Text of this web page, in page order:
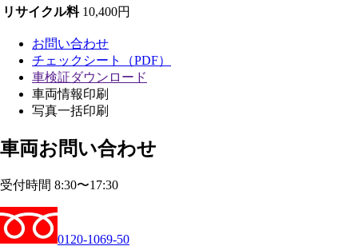
リサイクル料 10,400円
お問い合わせ
チェックシート（PDF）
車検証ダウンロード
車両情報印刷
写真一括印刷
車両お問い合わせ
受付時間 8:30〜17:30
0120-1069-50